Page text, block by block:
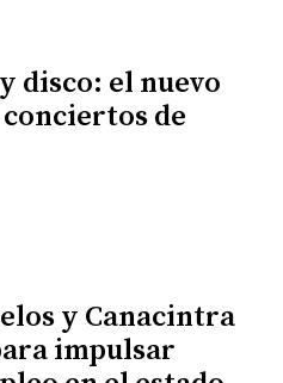
disco: el nuevo
conciertos de
y Canacintra
impulsar